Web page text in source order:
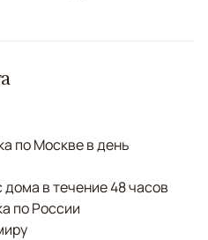
по Москве в день
в течение 48 часов
по России